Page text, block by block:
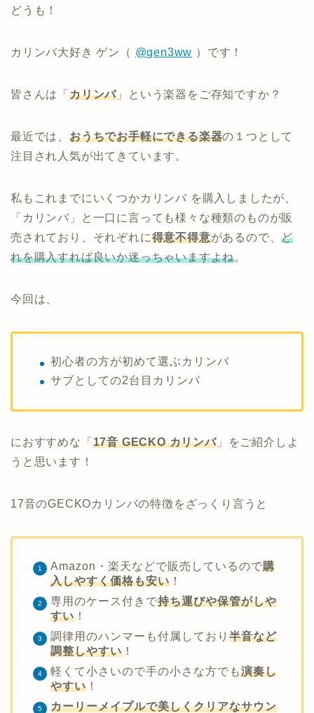
どうも！
カリンバ大好き ゲン（ @gen3ww ）です！
皆さんは「 カリンバ 」という楽器をご存知ですか？
最近では、 おうちでお手軽にできる楽器の１つとして
注目され人気が出てきています。
私もこれまでにいくつかカリンバ を購入しましたが、
「カリンバ」と一口に言っても様々な種類のものが販
売されており、それぞれに得意不得意があるので、ど
れを購入すれば良いか迷っちゃいますよね。
今回は、
初心者の方が初めて選ぶカリンバ
サブとしての2台目カリンバ
におすすめな「 17音 GECKO カリンバ」をご紹介しよ
うと思います！
17音のGECKOカリンバの特徴をざっくり言うと
Amazon・楽天などで販売しているので購
入しやすく価格も安い ！
専用のケース付きで持ち運びや保管がしや
すい ！
調律用のハンマーも付属しており 半音など
調整しやすい ！
軽くて小さいので手の小さな方でも演奏し
やすい ！
カーリーメイプルで美しくクリアなサウン